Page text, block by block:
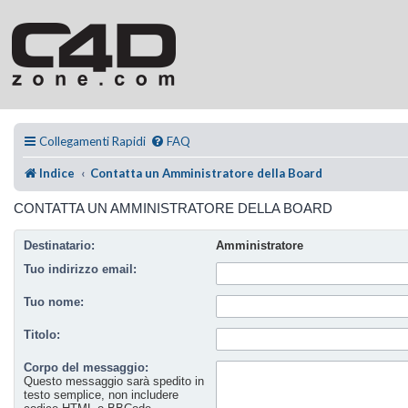
Collegamenti Rapidi FAQ
Indice Contatta un Amministratore della Board
CONTATTA UN AMMINISTRATORE DELLA BOARD
Destinatario:
Amministratore
Tuo indirizzo email:
Tuo nome:
Titolo:
Corpo del messaggio:
Questo messaggio sarà spedito in
testo semplice, non includere